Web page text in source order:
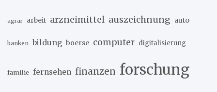
agrar arbeit arzneimittel auszeichnung auto
banken bildung boerse computer digitalisierung
familie fernsehen finanzen forschung